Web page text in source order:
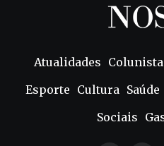
Atualidades
Esporte Cultura Saúde
Sociais